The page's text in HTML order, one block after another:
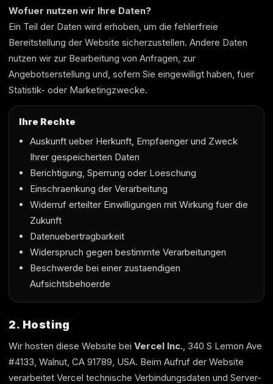
Wofuer nutzen wir Ihre Daten?
Ein Teil der Daten wird erhoben, um die fehlerfreie
Bereitstellung der Website sicherzustellen. Andere Daten
nutzen wir zur Bearbeitung von Anfragen, zur
Angebotserstellung und, sofern Sie eingewilligt haben, fuer
Statistik- oder Marketingzwecke.
Ihre Rechte
Auskunft ueber Herkunft, Empfaenger und Zweck
Ihrer gespeicherten Daten
Berichtigung, Sperrung oder Loeschung
Einschraenkung der Verarbeitung
Widerruf erteilter Einwilligungen mit Wirkung fuer die
Zukunft
Datenuebertragbarkeit
Widerspruch gegen bestimmte Verarbeitungen
Beschwerde bei einer zustaendigen
Aufsichtsbehoerde
2. Hosting
Wir hosten diese Website bei Vercel Inc., 340 S Lemon Ave
#4133, Walnut, CA 91789, USA. Beim Aufruf der Website
verarbeitet Vercel technische Verbindungsdaten und Server-